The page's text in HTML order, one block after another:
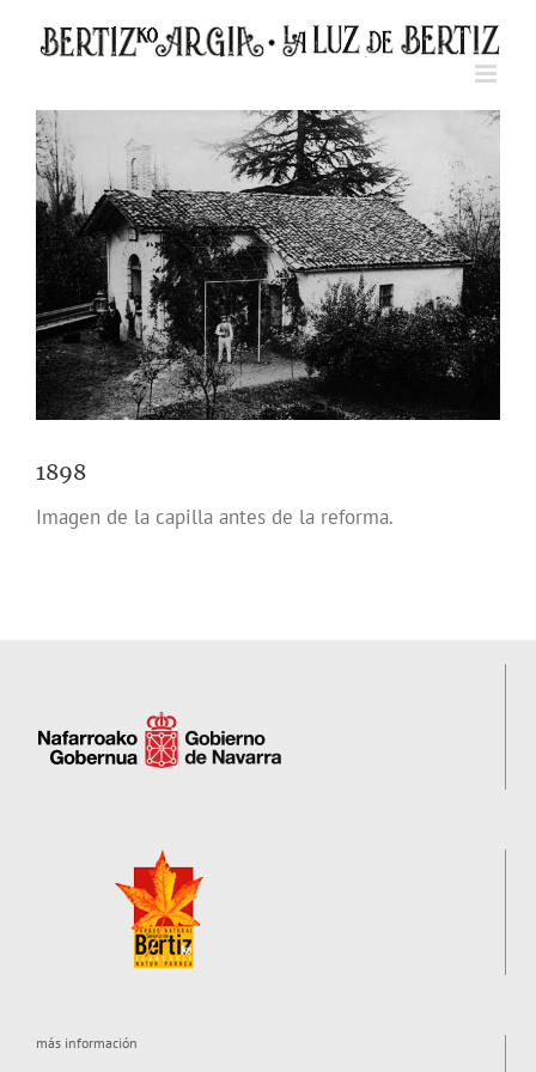
Ver
imagen
más
grande
1898
Imagen de la capilla antes de la reforma.
más información